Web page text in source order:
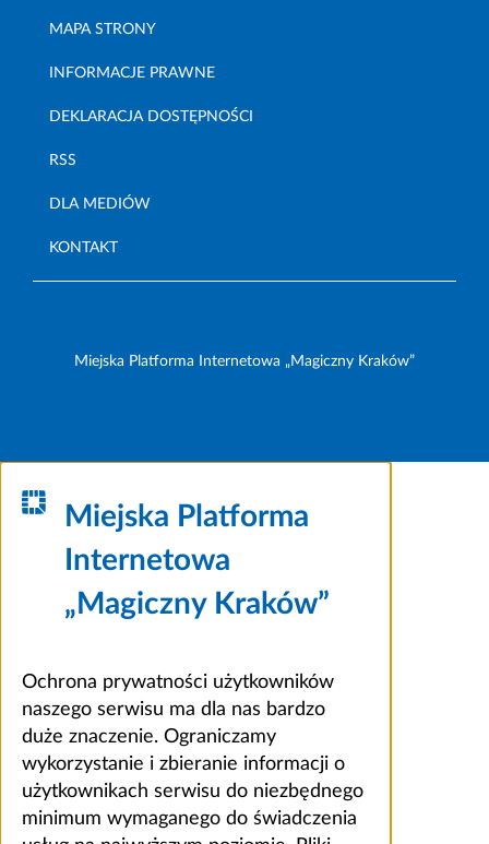
MAPA STRONY
INFORMACJE PRAWNE
DEKLARACJA DOSTĘPNOŚCI
RSS
DLA MEDIÓW
KONTAKT
Miejska Platforma Internetowa „Magiczny Kraków”
Miejska Platforma
Internetowa
„Magiczny Kraków”
Ochrona prywatności użytkowników
naszego serwisu ma dla nas bardzo
duże znaczenie. Ograniczamy
wykorzystanie i zbieranie informacji o
użytkownikach serwisu do niezbędnego
minimum wymaganego do świadczenia